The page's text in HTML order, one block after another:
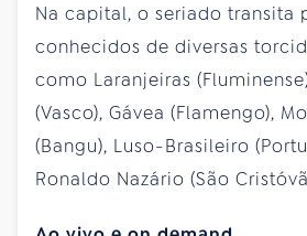
Na capital, o seriado transita
conhecidos de diversas
como Laranjeiras
(Vasco), Gávea (Flamengo),
(Bangu), Luso-Brasileiro
Ronaldo Nazário (São